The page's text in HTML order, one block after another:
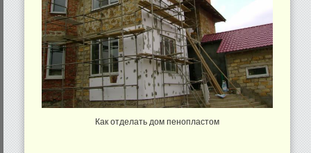
Как отделать дом пенопластом